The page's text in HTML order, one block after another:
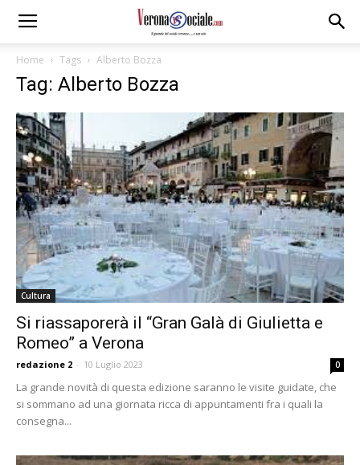
Home Tags Alberto Bozza
Tag: Alberto Bozza
Cultura
Si riassaporerà il “Gran Galà di Giulietta e
Romeo” a Verona
redazione 2 - 10 Luglio 2023 0
La grande novità di questa edizione saranno le visite guidate, che
si sommano ad una giornata ricca di appuntamenti fra i quali la
consegna...